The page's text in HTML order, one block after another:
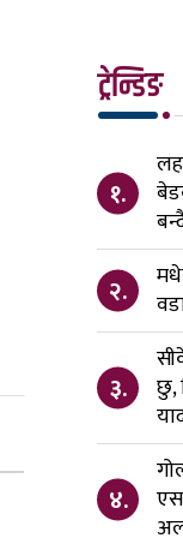
ट्रेन्डिङ
१.
२.
३.
छु,
४.